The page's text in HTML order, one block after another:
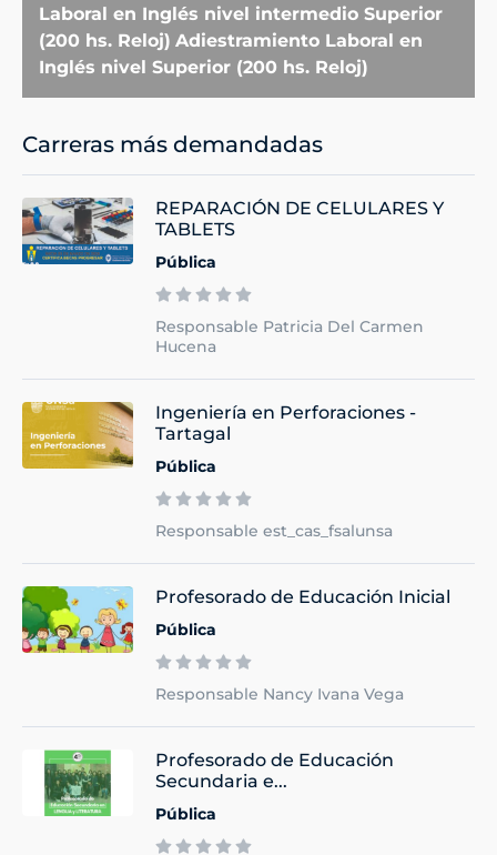
Laboral en Inglés nivel intermedio Superior
(200 hs. Reloj) Adiestramiento Laboral en
Inglés nivel Superior (200 hs. Reloj)
Carreras más demandadas
REPARACIÓN DE CELULARES Y
TABLETS
Pública
Responsable Patricia Del Carmen
Hucena
Ingeniería en Perforaciones -
Tartagal
Pública
Responsable est_cas_fsalunsa
Profesorado de Educación Inicial
Pública
Responsable Nancy Ivana Vega
Profesorado de Educación
Secundaria e...
Pública